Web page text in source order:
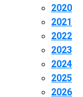
2020
2021
2022
2023
2024
2025
2026